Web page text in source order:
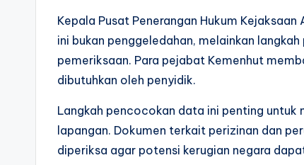
Kepala Pusat Penerangan Hukum
ini bukan penggeledahan, melainkan
pemeriksaan. Para pejabat Kemenhut
dibutuhkan oleh penyidik.
Langkah pencocokan data ini penting
lapangan. Dokumen terkait perizinan dan
diperiksa agar potensi kerugian negara